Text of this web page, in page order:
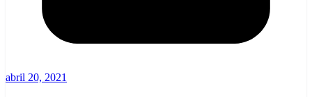
abril 20, 2021